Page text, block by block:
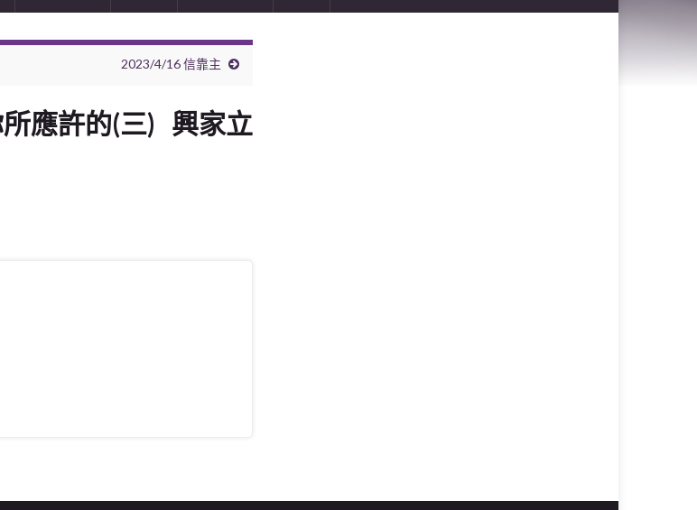
2023/4/16 信靠主
應許的(三) 興家立